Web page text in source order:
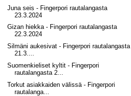
Juna seis - Fingerpori rautalangasta
23.3.2024
Gizan hiekka - Fingerpori rautalangasta
22.3.2024
Silmäni aukesivat - Fingerpori rautalangasta
21.3....
Suomenkieliset kyltit - Fingerpori
rautalangasta 2...
Torkut asiakkaiden välissä - Fingerpori
rautalanga...